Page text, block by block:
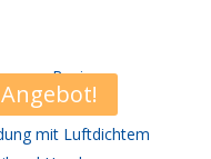
Angebot!